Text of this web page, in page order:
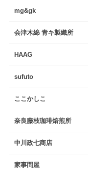
mg&gk
会津木綿 青キ製織所
HAAG
sufuto
ここかしこ
奈良藤枝珈琲焙煎所
中川政七商店
家事問屋